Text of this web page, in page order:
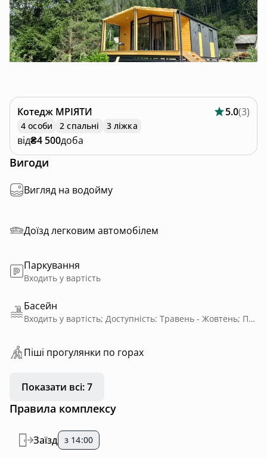
Котедж MРІЯТИ 5.0(3)
4 особи 2 спальні 3 ліжка
від₴4 500доба
Вигоди
Вигляд на водойму
Доїзд легковим автомобілем
Паркування
Входить у вартість
Басейн
Входить у вартість; Доступність: Травень - Жовтень; Приватне користування; З підігрівом
Пiшi прoгулянки пo горах
Показати всі: 7
Правила комплексу
Заїзд з 14:00